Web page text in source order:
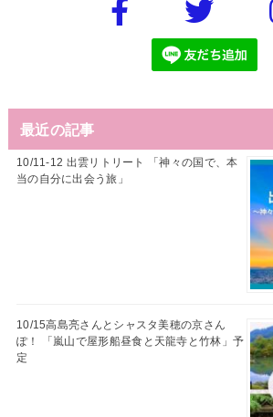
最近の記事
10/11-12 出雲リトリート 「神々の国で、本
当の自分に出会う旅」
10/15高島亮さんとシャスタ美穂の京さん
ぽ！ 「嵐山で屋形船昼食と天龍寺と竹林」予
定